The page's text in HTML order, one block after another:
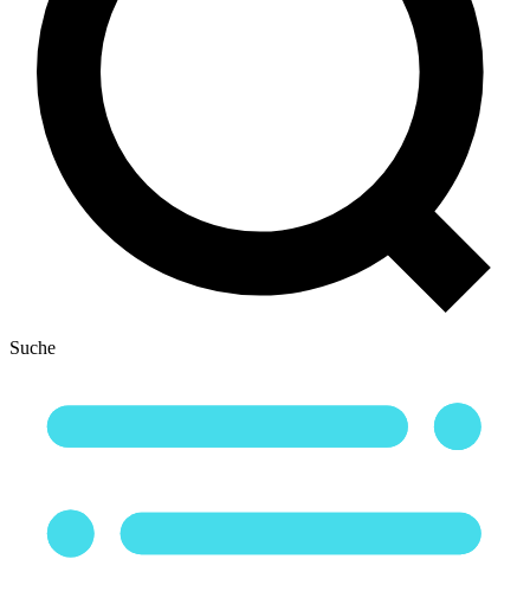
Suche